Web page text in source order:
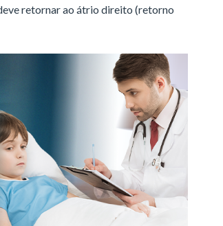
retornar ao átrio direito (retorno